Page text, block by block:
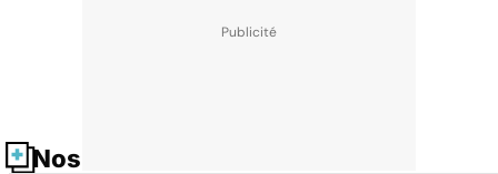
Nos fiches santé